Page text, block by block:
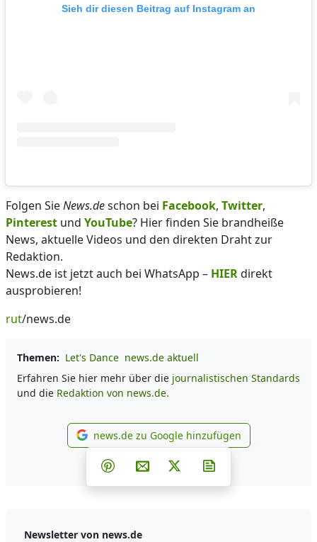
Sieh dir diesen Beitrag auf Instagram an
Folgen SieNews.deschon bei Facebook, Twitter,
Pinterest und YouTube? Hier finden Sie brandheiße
News, aktuelle Videos und den direkten Draht zur
Redaktion.
News.de ist jetzt auch bei WhatsApp – HIERdirekt
ausprobieren!
rut/news.de
Themen: Let's Dance news.de aktuell
Erfahren Sie hier mehr über die journalistischen Standards
und die Redaktion von news.de.
news.de zu Google
news.de zu Google hinzufügen
Teilen auf Facebook
Teilen auf Whatsapp
Teilen auf Telegram
Teilen auf Pinterest
Per E-Mail teilen
Post auf X
Newsletter von news.de